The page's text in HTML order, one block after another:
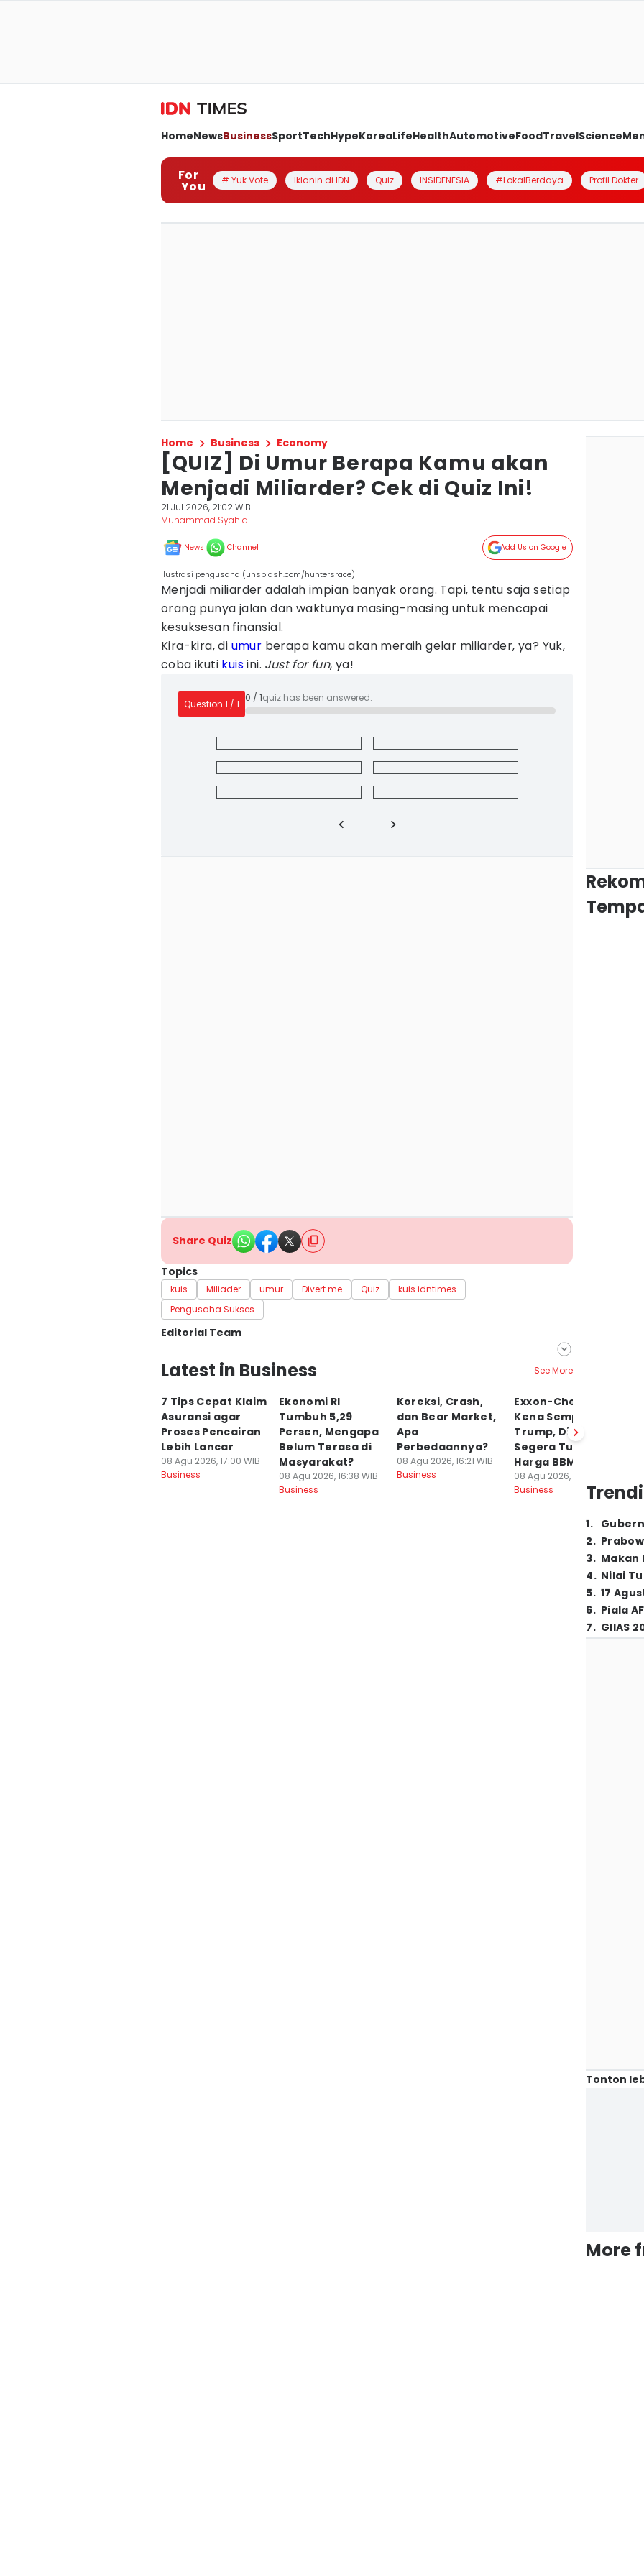
HomeNewsBusinessSportTechHypeKoreaLifeHealthAutomotiveFoodTravelScience
For
You # Yuk Vote Iklanin di IDN Quiz INSIDENESIA #LokalBerdaya Profil Dokter
Home Business Economy
[QUIZ] Di Umur Berapa Kamu akan
Menjadi Miliarder? Cek di Quiz Ini!
21 Jul 2026, 21:02 WIB
Muhammad Syahid
News Channel Add Us on Google
Ilustrasi pengusaha (unsplash.com/huntersrace)
Menjadi miliarder adalah impian banyak orang. Tapi, tentu saja setiap
orang punya jalan dan waktunya masing-masing untuk mencapai
kesuksesan finansial.
Kira-kira, di umur berapa kamu akan meraih gelar miliarder, ya? Yuk,
coba ikuti kuisini. Just for fun, ya!
Question 1 / 1
0 / 1quiz has been answered.
Share Quiz
Topics
kuis Miliader umur Divert me Quiz
kuis idntimes
Pengusaha Sukses
Editorial Team
Editor
Fahreza Murnanda
Editor
Yunisda Dwi Saputri
Latest in Business See More
7 Tips Cepat Klaim
Asuransi agar
Proses Pencairan
Lebih Lancar
08 Agu 2026, 17:00 WIB
Business
Ekonomi RI
Tumbuh 5,29
Persen, Mengapa
Belum Terasa di
Masyarakat?
08 Agu 2026, 16:38 WIB
Business
Koreksi, Crash,
dan Bear Market,
Apa
Perbedaannya?
08 Agu 2026, 16:21 WIB
Business
Exxon-Chevron
Kena Semprot
Trump, Didesak
Segera Turunkan
Harga BBM
08 Agu 2026, 16:08 WIB
Business
1.
2.
3. Makan
4. Nilai
5. 17
6. Piala
7. GIIAS
Tonton
More